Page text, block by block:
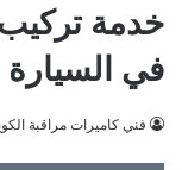
خدمة
في
فني كاميرات مراقبة